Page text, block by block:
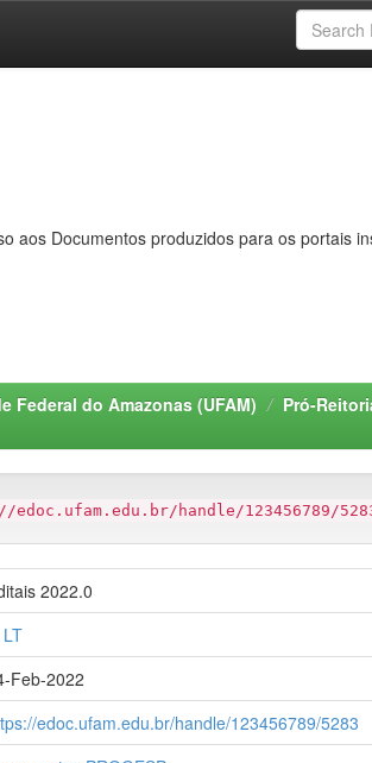
aos Documentos produzidos para os portais
Federal do Amazonas (UFAM)
Pró-
handle/123456789/
2022.0
LT
Feb-2022
edoc.ufam.edu.br/handle/123456789/5283